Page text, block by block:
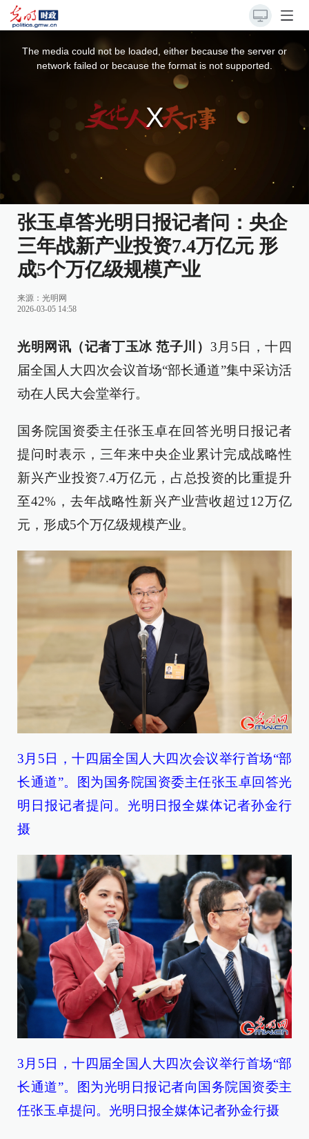
The media could not be loaded, either because the server or
network failed or because the format is not supported.
张玉卓答光明日报记者问：央企
三年战新产业投资7.4万亿元 形
成5个万亿级规模产业
来源： 光明网
2026-03-05 14:58
光明网讯（记者丁玉冰 范子川） 3月5日，十四
届全国人大四次会议首场“部长通道”集中采访活
动在人民大会堂举行。
国务院国资委主任张玉卓在回答光明日报记者
提问时表示，三年来中央企业累计完成战略性
新兴产业投资7.4万亿元，占总投资的比重提升
至42%，去年战略性新兴产业营收超过12万亿
元，形成5个万亿级规模产业。
3月5日，十四届全国人大四次会议举行首场“部
长通道”。图为国务院国资委主任张玉卓回答光
明日报记者提问。光明日报全媒体记者孙金行
摄
3月5日，十四届全国人大四次会议举行首场“部
长通道”。图为光明日报记者向国务院国资委主
任张玉卓提问。光明日报全媒体记者孙金行摄